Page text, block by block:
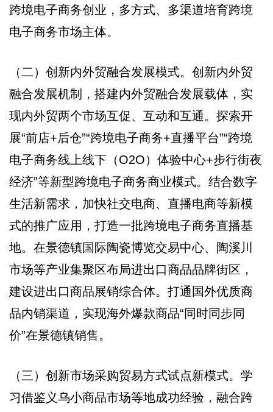
跨境电子商务创业，多方式、多渠道培育跨境
电子商务市场主体。
（二）创新内外贸融合发展模式。创新内外贸
融合发展机制，搭建内外贸融合发展载体，实
现内外贸两个市场互促、互动和互通。探索开
展“前店+后仓”“跨境电子商务+直播平台”“跨境
电子商务线上线下（O2O）体验中心+步行街夜
经济”等新型跨境电子商务商业模式。结合数字
生活新需求，加快社交电商、直播电商等新模
式的推广应用，打造一批跨境电子商务直播基
地。在景德镇国际陶瓷博览交易中心、陶溪川
市场等产业集聚区布局进出口商品品牌街区，
建设进出口商品展销综合体。打通国外优质商
品内销渠道，实现海外爆款商品“同时同步同
价”在景德镇销售。
（三）创新市场采购贸易方式试点新模式。学
习借鉴义乌小商品市场等地成功经验，融合跨